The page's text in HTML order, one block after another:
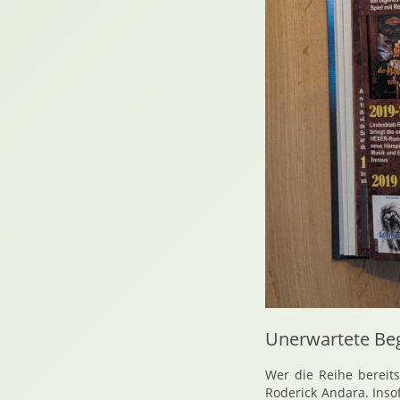
Unerwartete
Wer die Reihe
Roderick Andara.